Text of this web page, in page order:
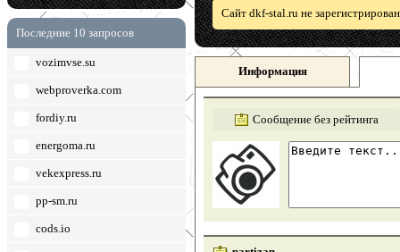
Последние 10 запросов
vozimvse.su
webproverka.com
fordiy.ru
energoma.ru
vekexpress.ru
pp-sm.ru
cods.io
Сайт dkf-stal.ru не
Информация
Сообщение без рейтинга